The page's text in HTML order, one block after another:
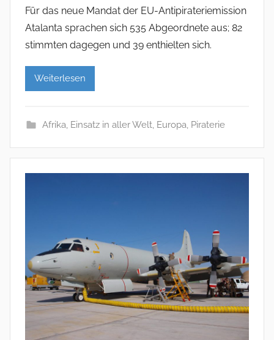
Für das neue Mandat der EU-Antipirateriemission
Atalanta sprachen sich 535 Abgeordnete aus; 82
stimmten dagegen und 39 enthielten sich.
Weiterlesen
Afrika, Einsatz in aller Welt, Europa, Piraterie